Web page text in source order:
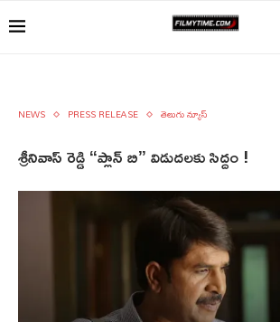
NEWS PRESS RELEASE తెలుగు న్యూస్
శ్రీనివాస్ రెడ్డి “ప్లాన్ బి” విడుదలకు సిద్దం !